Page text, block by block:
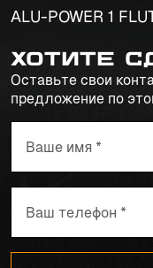
ALU-POWER 1
Хотите
Оставьте свои
предложение по